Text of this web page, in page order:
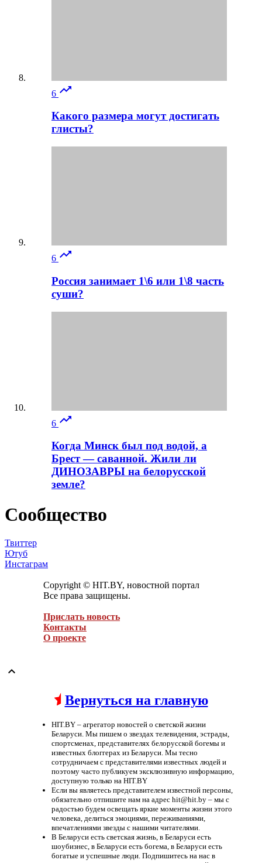
6 
Какого размера могут достигать
глисты?
6 
Россия занимает 1\6 или 1\8 часть
суши?
6 
Когда Минск был под водой, а
Брест — саванной. Жили ли
ДИНОЗАВРЫ на белорусской
земле?
Сообщество
Твиттер
Ютуб
Инстаграм
Copyright © HIT.BY, новостной портал
Все права защищены.
Прислать новость
Контакты
О проекте

Вернуться на главную
HIT.BY – агрегатор новостей о светской жизни
Беларуси. Мы пишем о звездах телевидения, эстрады,
спортсменах, представителях белорусской богемы и
известных блоггерах из Беларуси. Мы тесно
сотрудничаем с представителями известных людей и
поэтому часто публикуем эксклюзивную информацию,
доступную только на HIT.BY
Если вы являетесь представителем известной персоны,
обязательно отпишите нам на адрес hit@hit.by – мы с
радостью будем освещать яркие моменты жизни этого
человека, делиться эмоциями, переживаниями,
впечатлениями звезды с нашими читателями.
В Беларуси есть светская жизнь, в Беларуси есть
шоубизнес, в Беларуси есть богема, в Беларуси есть
богатые и успешные люди. Подпишитесь на нас в